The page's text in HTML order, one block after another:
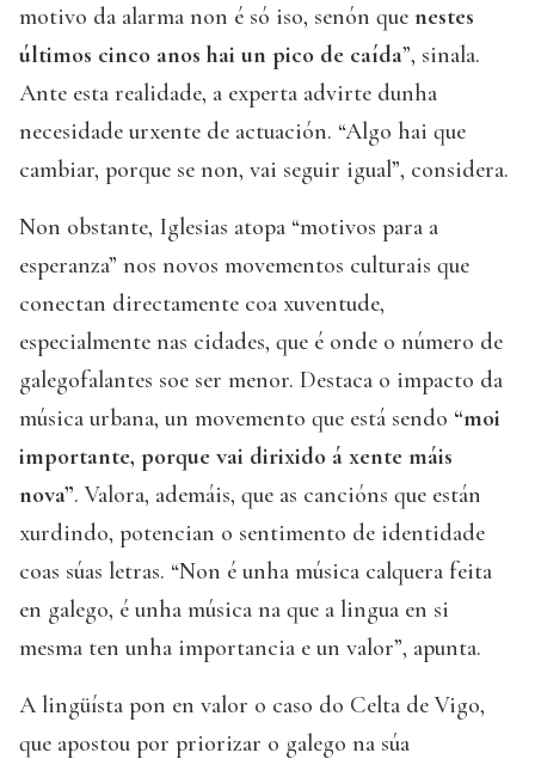
motivo da alarma non é só iso, senón que nestes
últimos cinco anos hai un pico de caída”, sinala.
Ante esta realidade, a experta advirte dunha
necesidade urxente de actuación. “Algo hai que
cambiar, porque se non, vai seguir igual”, considera.
Non obstante, Iglesias atopa “motivos para a
esperanza” nos novos movementos culturais que
conectan directamente coa xuventude,
especialmente nas cidades, que é onde o número de
galegofalantes soe ser menor. Destaca o impacto da
música urbana, un movemento que está sendo “moi
importante, porque vai dirixido á xente máis
nova”. Valora, ademáis, que as cancións que están
xurdindo, potencian o sentimento de identidade
coas súas letras. “Non é unha música calquera feita
en galego, é unha música na que a lingua en si
mesma ten unha importancia e un valor”, apunta.
A lingüísta pon en valor o caso do Celta de Vigo,
que apostou por priorizar o galego na súa